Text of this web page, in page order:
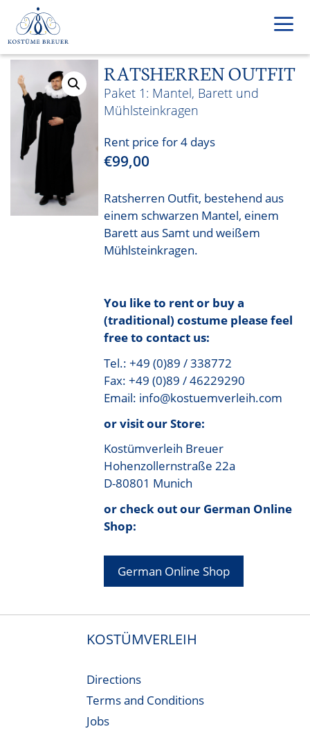
content
Menu
RATSHERREN OUTFIT
Mantel, Barett und
Mühlsteinkragen
Rent price for 4 days
€99,00
Ratsherren Outfit, bestehend aus
einem schwarzen Mantel, einem
Barett aus Samt und weißem
Mühlsteinkragen.
You like to rent or buy a
(traditional) costume please feel
free to contact us:
Tel.: +49 (0)89 / 338772
Fax: +49 (0)89 / 46229290
Email: info@kostuemverleih.com
or visit our Store:
Kostümverleih Breuer
Hohenzollernstraße 22a
D-80801 Munich
or check out our German Online
Shop:
German Online Shop
KOSTÜMVERLEIH
Directions
Terms and Conditions
Jobs